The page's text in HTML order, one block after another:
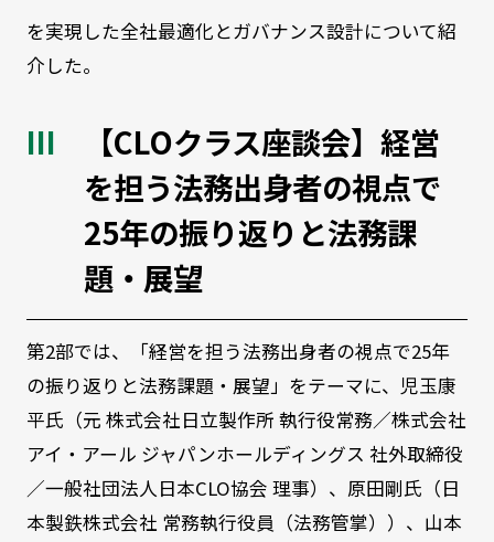
を実現した全社最適化とガバナンス設計について紹
介した。
【CLOクラス座談会】経営
を担う法務出身者の視点で
25年の振り返りと法務課
題・展望
第2部では、「経営を担う法務出身者の視点で25年
の振り返りと法務課題・展望」をテーマに、児玉康
平氏（元 株式会社日立製作所 執行役常務／株式会社
アイ・アール ジャパンホールディングス 社外取締役
／一般社団法人日本CLO協会 理事）、原田剛氏（日
本製鉄株式会社 常務執行役員（法務管掌））、山本